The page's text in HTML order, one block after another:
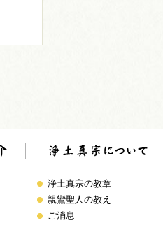
浄土真宗の教章
親鸞聖人の教え
ご消息